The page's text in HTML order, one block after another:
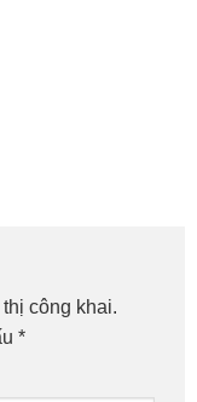
công khai.
*